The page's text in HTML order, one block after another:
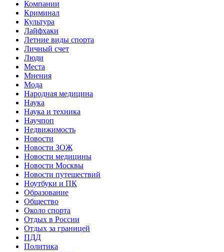
Компании
Криминал
Культура
Лайфхаки
Летние виды спорта
Личный счет
Люди
Места
Мнения
Мода
Народная медицина
Наука
Наука и техника
Научпоп
Недвижимость
Новости
Новости ЗОЖ
Новости медицины
Новости Москвы
Новости путешествий
Ноутбуки и ПК
Образование
Общество
Около спорта
Отдых в России
Отдых за границей
ПДД
Политика